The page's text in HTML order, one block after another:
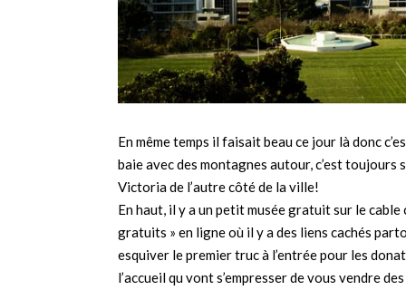
En même temps il faisait beau ce jour là donc
baie avec des montagnes autour, c’est
Victoria de l’autre côté de la ville!
En haut, il y a un petit musée gratuit sur le cable
gratuits » en ligne où il y a des liens cachés
esquiver le premier truc à l’entrée pour les
l’accueil qu vont s’empresser de vous vendre